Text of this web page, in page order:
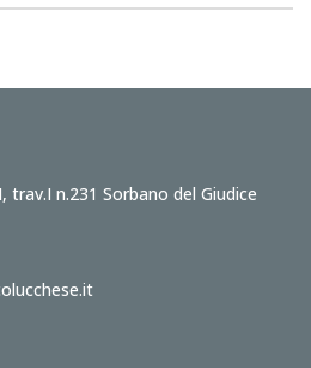
trav.I n.231 Sorbano del Giudice